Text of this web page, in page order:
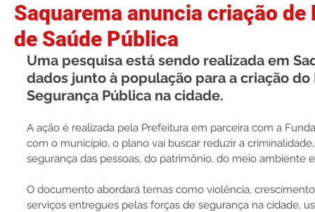
Saquarema anuncia criação
de Saúde Pública
Uma pesquisa está sendo realizada em
dados junto à população para a criação
Segurança Pública na cidade.
A ação é realizada pela Prefeitura em parceira com a
com o município, o plano vai buscar reduzir a
segurança das pessoas, do patrimônio, do meio ambiente
O documento abordará temas como violência,
serviços entregues pelas forças de segurança na cidade,